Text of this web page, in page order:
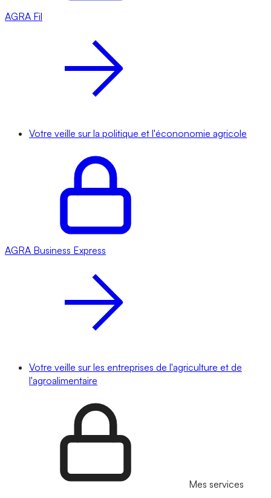
AGRA Fil
Votre veille sur la politique et l'écononomie agricole
AGRA Business Express
Votre veille sur les entreprises de l'agriculture et de
l'agroalimentaire
Mes services